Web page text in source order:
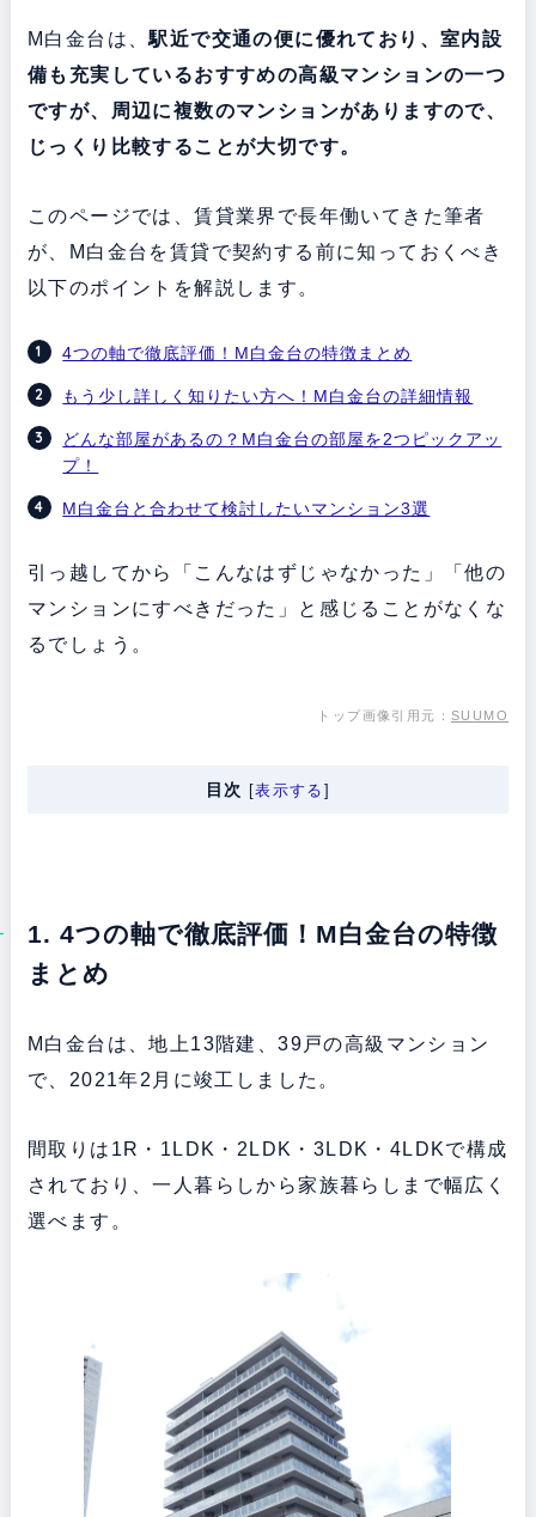
M白金台は、駅近で交通の便に優れており、室内設
備も充実しているおすすめの高級マンションの一つ
ですが、周辺に複数のマンションがありますので、
じっくり比較することが大切です。
このページでは、賃貸業界で長年働いてきた筆者
が、M白金台を賃貸で契約する前に知っておくべき
以下のポイントを解説します。
4つの軸で徹底評価！M白金台の特徴まとめ
もう少し詳しく知りたい方へ！M白金台の詳細情報
どんな部屋があるの？M白金台の部屋を2つピックアッ
プ！
M白金台と合わせて検討したいマンション3選
引っ越してから「こんなはずじゃなかった」「他の
マンションにすべきだった」と感じることがなくな
るでしょう。
トップ画像引用元：SUUMO
目次 [表示する ]
1. 4つの軸で徹底評価！M白金台の特徴
まとめ
M白金台は、地上13階建、39戸の高級マンション
で、2021年2月に竣工しました。
間取りは1R・1LDK・2LDK・3LDK・4LDKで構成
されており、一人暮らしから家族暮らしまで幅広く
選べます。